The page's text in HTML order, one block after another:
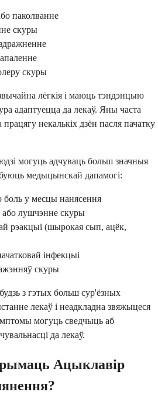
паколванне
скуры
скуры
лёгкія і маюць тэндэнцыю
адаптуецца да лекаў. Яны часта
працягу некалькіх дзён пасля пачатку
могуць адчуваць больш значныя
медыцынскай дапамогі:
у месцы нанясення
або лушчэнне скуры
рэакцыі (шырокая сып, ацёк,
інфекцыі
скуры
з гэтых больш сур'ёзных
лекаў і неадкладна звяжыцеся
могуць сведчыць аб
да лекаў.
Ацыклавір